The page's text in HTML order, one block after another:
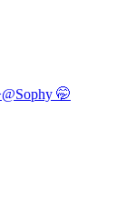
🤭